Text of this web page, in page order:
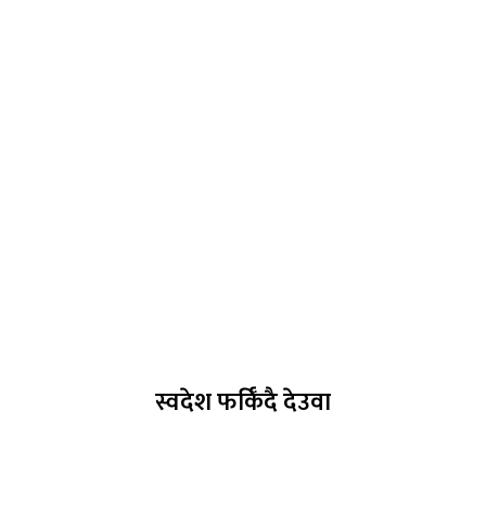
स्वदेश फर्किँदै देउवा